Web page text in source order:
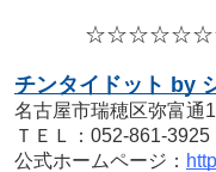
☆☆☆☆
チンタイドット by
名古屋市瑞穂区弥富通
ＴＥＬ：052-861-3925
公式ホームページ：